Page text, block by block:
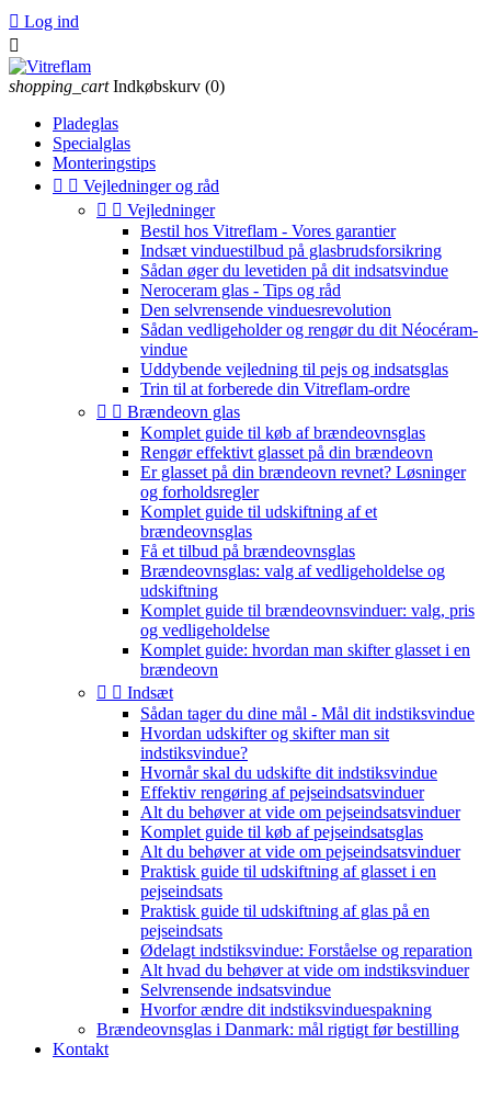
 Log ind

shopping_cart Indkøbskurv (0)
Pladeglas
Specialglas
Monteringstips
  Vejledninger og råd
  Vejledninger
Bestil hos Vitreflam - Vores garantier
Indsæt vinduestilbud på glasbrudsforsikring
Sådan øger du levetiden på dit indsatsvindue
Neroceram glas - Tips og råd
Den selvrensende vinduesrevolution
Sådan vedligeholder og rengør du dit Néocéram-
vindue
Uddybende vejledning til pejs og indsatsglas
Trin til at forberede din Vitreflam-ordre
  Brændeovn glas
Komplet guide til køb af brændeovnsglas
Rengør effektivt glasset på din brændeovn
Er glasset på din brændeovn revnet? Løsninger
og forholdsregler
Komplet guide til udskiftning af et
brændeovnsglas
Få et tilbud på brændeovnsglas
Brændeovnsglas: valg af vedligeholdelse og
udskiftning
Komplet guide til brændeovnsvinduer: valg, pris
og vedligeholdelse
Komplet guide: hvordan man skifter glasset i en
brændeovn
  Indsæt
Sådan tager du dine mål - Mål dit indstiksvindue
Hvordan udskifter og skifter man sit
indstiksvindue?
Hvornår skal du udskifte dit indstiksvindue
Effektiv rengøring af pejseindsatsvinduer
Alt du behøver at vide om pejseindsatsvinduer
Komplet guide til køb af pejseindsatsglas
Alt du behøver at vide om pejseindsatsvinduer
Praktisk guide til udskiftning af glasset i en
pejseindsats
Praktisk guide til udskiftning af glas på en
pejseindsats
Ødelagt indstiksvindue: Forståelse og reparation
Alt hvad du behøver at vide om indstiksvinduer
Selvrensende indsatsvindue
Hvorfor ændre dit indstiksvinduespakning
Brændeovnsglas i Danmark: mål rigtigt før bestilling
Kontakt